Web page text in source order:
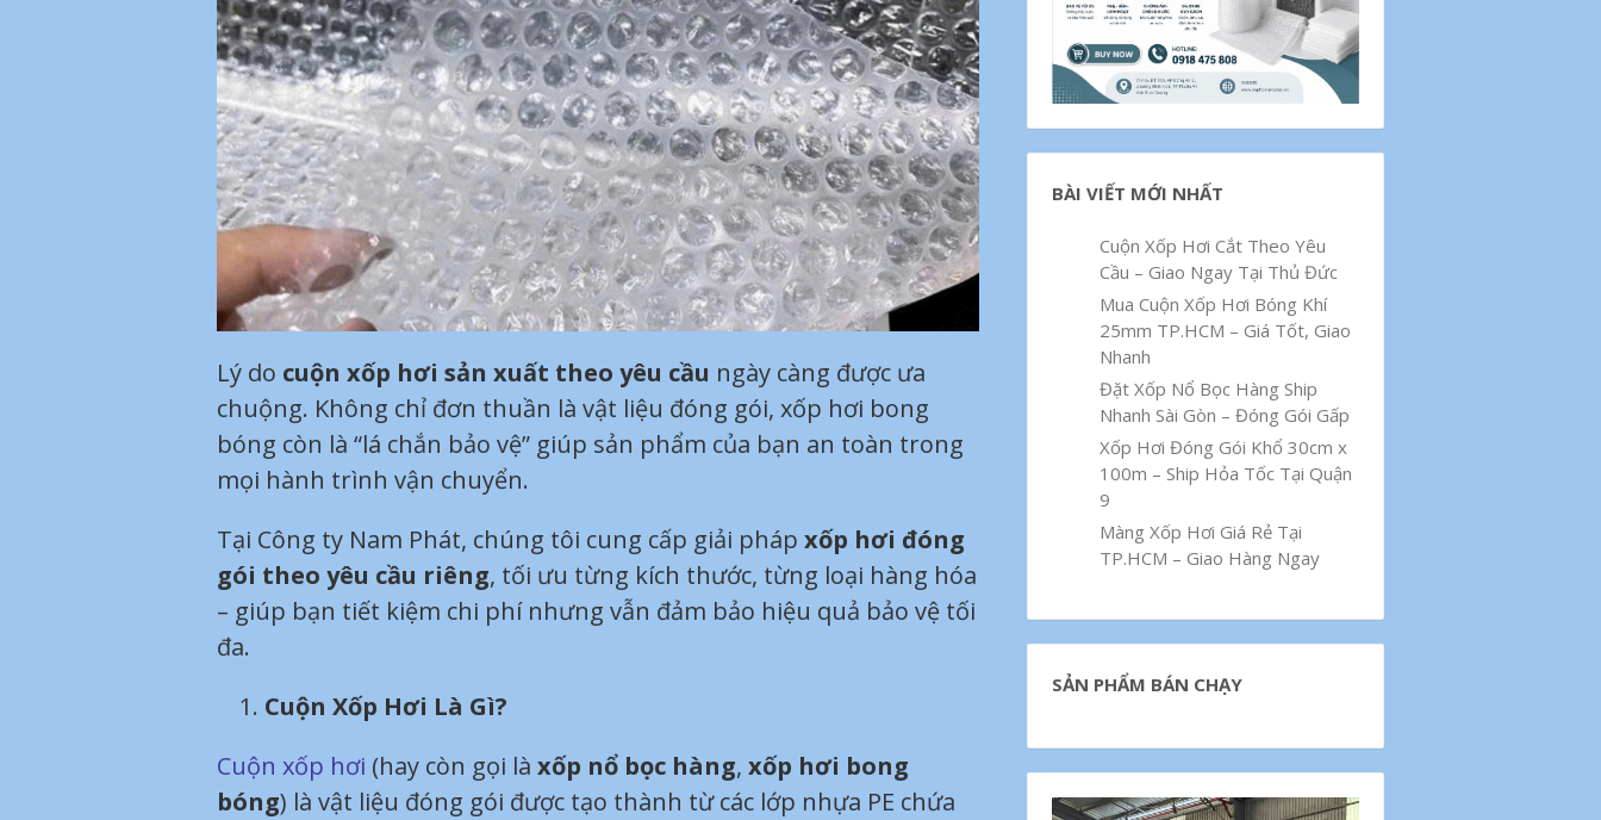
Lý do cuộn xốp hơi sản xuất theo yêu cầu ngày càng được ưa
chuộng. Không chỉ đơn thuần là vật liệu đóng gói, xốp hơi bong
bóng còn là “lá chắn bảo vệ” giúp sản phẩm của bạn an toàn trong
mọi hành trình vận chuyển.
Tại Công ty Nam Phát, chúng tôi cung cấp giải pháp xốp hơi đóng
gói theo yêu cầu riêng, tối ưu từng kích thước, từng loại hàng hóa
– giúp bạn tiết kiệm chi phí nhưng vẫn đảm bảo hiệu quả bảo vệ tối
đa.
Cuộn Xốp Hơi Là Gì?
Cuộn xốp hơi (hay còn gọi là xốp nổ bọc hàng, xốp hơi bong
bóng) là vật liệu đóng gói được tạo thành từ các lớp nhựa PE chứa
BÀI VIẾT MỚI NHẤT
Cuộn Xốp Hơi Cắt Theo Yêu
Cầu – Giao Ngay Tại Thủ Đức
Mua Cuộn Xốp Hơi Bóng Khí
25mm TP.HCM – Giá Tốt, Giao
Nhanh
Đặt Xốp Nổ Bọc Hàng Ship
Nhanh Sài Gòn – Đóng Gói Gấp
Xốp Hơi Đóng Gói Khổ 30cm x
100m – Ship Hỏa Tốc Tại Quận
9
Màng Xốp Hơi Giá Rẻ Tại
TP.HCM – Giao Hàng Ngay
SẢN PHẨM BÁN CHẠY